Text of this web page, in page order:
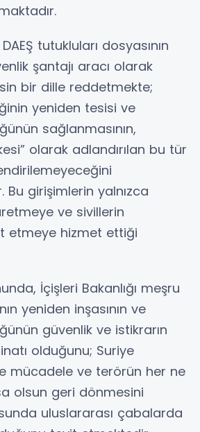
tutukluları dosyasının
şantajı aracı olarak
bir dille reddetmekte;
yeniden tesisi ve
sağlanmasının,
olarak adlandırılan bu tür
Bu girişimlerin yalnızca
ve sivillerin
etmeye hizmet ettiği
İçişleri Bakanlığı meşru
yeniden inşasının ve
güvenlik ve istikrarın
olduğunu; Suriye
mücadele ve terörün her ne
olsun geri dönmesini
uluslararası çabalarda